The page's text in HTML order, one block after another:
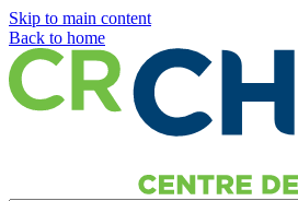
Skip to main content
Back to home